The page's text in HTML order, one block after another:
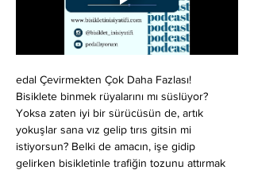
edal Çevirmekten Çok Daha Fazlası!
Bisiklete binmek rüyalarını mı süslüyor?
Yoksa zaten iyi bir sürücüsün de, artık
yokuşlar sana vız gelip tırıs gitsin mi
istiyorsun? Belki de amacın, işe gidip
gelirken bisikletinle trafiğin tozunu attırmak